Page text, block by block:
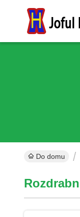
Do domu